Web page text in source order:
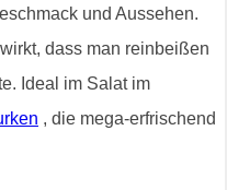
und Aussehen.
dass man reinbeißen
Ideal im Salat im
, die mega-erfrischend